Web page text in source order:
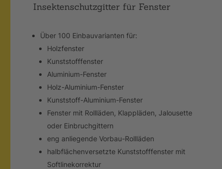
Insektenschutzgitter für Fenster
Über 100 Einbauvarianten für:
Holzfenster
Kunststofffenster
Aluminium-Fenster
Holz-Aluminium-Fenster
Kunststoff-Aluminium-Fenster
Fenster mit Rollläden, Klappläden, Jalousette
oder Einbruchgittern
eng anliegende Vorbau-Rollläden
halbflächenversetzte Kunststofffenster mit
Softlinekorrektur